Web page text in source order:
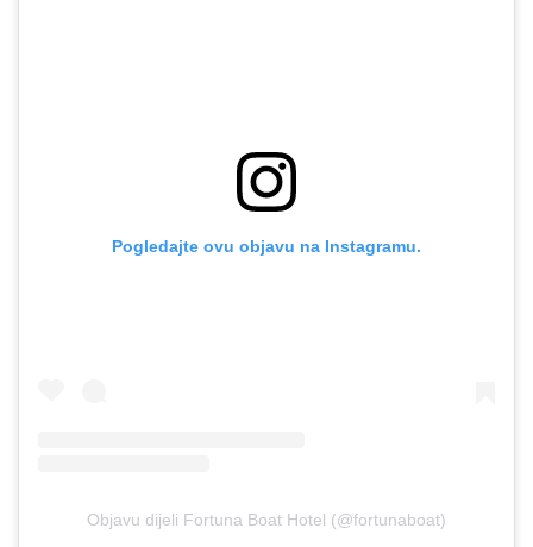
Pogledajte ovu objavu na Instagramu.
Objavu dijeli Fortuna Boat Hotel (@fortunaboat)